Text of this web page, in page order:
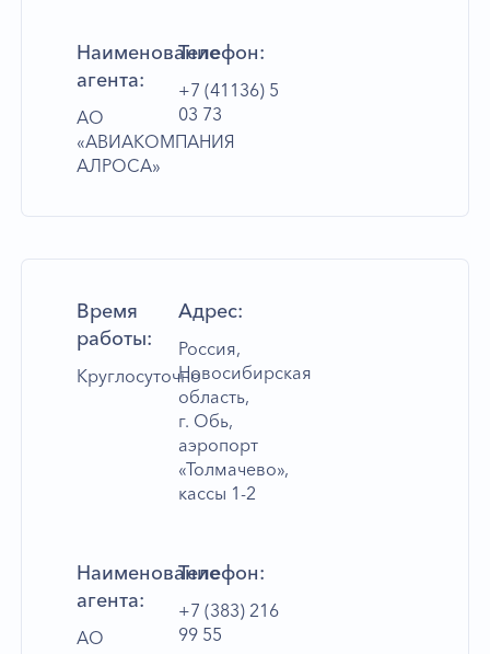
Наименование
агента:
АО
«АВИАКОМПАНИЯ
АЛРОСА»
Телефон:
+7 (41136) 5
03 73
Время
работы:
Круглосуточно
Адрес:
Россия,
Новосибирская
область,
г. Обь,
аэропорт
«Толмачево»,
кассы 1-2
Наименование
агента:
АО
Телефон:
+7 (383) 216
99 55